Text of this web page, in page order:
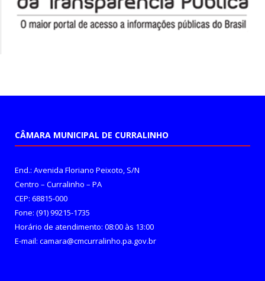
CÂMARA MUNICIPAL DE CURRALINHO
End.: Avenida Floriano Peixoto, S/N
Centro – Curralinho – PA
CEP: 68815-000
Fone: (91) 99215-1735
Horário de atendimento: 08:00 às 13:00
E-mail: camara@cmcurralinho.pa.gov.br